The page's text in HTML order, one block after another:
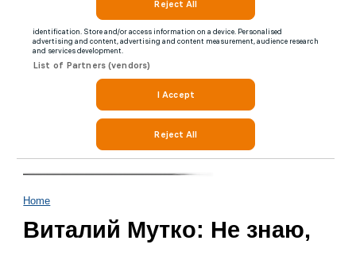
Home
Виталий Мутко: Не знаю,